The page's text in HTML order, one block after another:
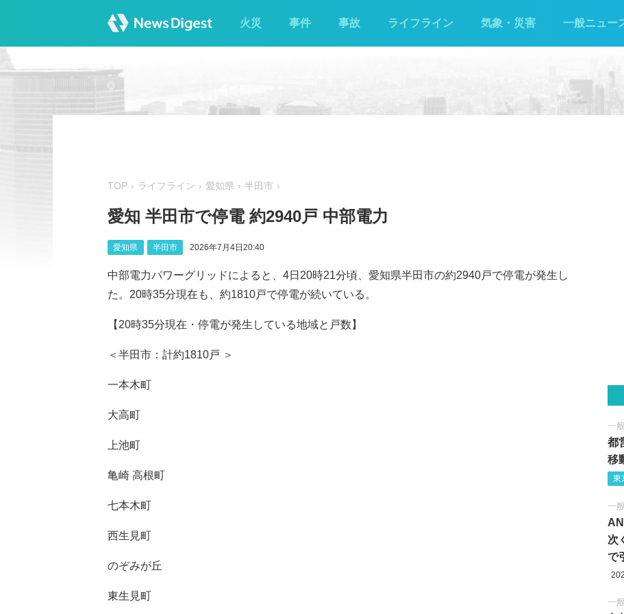
火災 事件 事故 ライフライン 気象・災害 一般ニュー
TOP ライフライン 愛知県 半田市
愛知 半田市で停電 約2940戸 中部電力
愛知県 半田市 2026年7月4日20:40
中部電力パワーグリッドによると、4日20時21分頃、愛知県半田市の約2940戸で停電が発生し
た。20時35分現在も、約1810戸で停電が続いている。
【20時35分現在・停電が発生している地域と戸数】
＜半田市：計約1810戸 ＞
一本木町
大高町
上池町
亀崎 高根町
七本木町
西生見町
のぞみが丘
東生見町
一
都
移
東
一
次
で
一